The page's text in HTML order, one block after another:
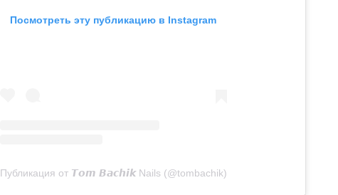
Посмотреть эту публикацию в Instagram
Публикация от 𝙏𝙤𝙢 𝘽𝙖𝙘𝙝𝙞𝙠 Nails (@tombachik)